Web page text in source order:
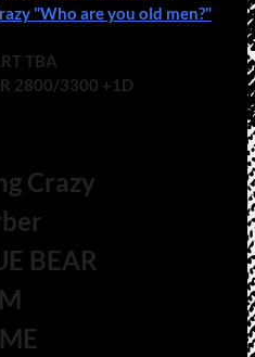
"Who are you old men?"
TBA
2800/3300 +1D
Crazy
BEAR